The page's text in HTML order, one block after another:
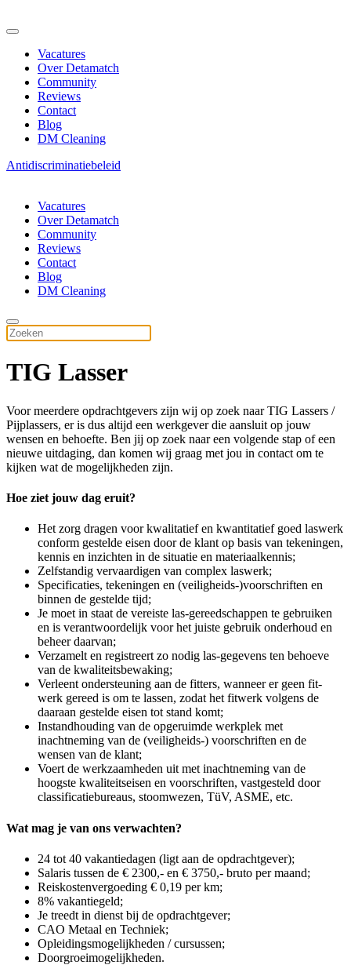
Vacatures
Over Detamatch
Community
Reviews
Contact
Blog
DM Cleaning
Antidiscriminatiebeleid
Vacatures
Over Detamatch
Community
Reviews
Contact
Blog
DM Cleaning
TIG Lasser
Voor meerdere opdrachtgevers zijn wij op zoek naar TIG Lassers /
Pijplassers, er is dus altijd een werkgever die aansluit op jouw
wensen en behoefte. Ben jij op zoek naar een volgende stap of een
nieuwe uitdaging, dan komen wij graag met jou in contact om te
kijken wat de mogelijkheden zijn.
Hoe ziet jouw dag eruit?
Het zorg dragen voor kwalitatief en kwantitatief goed laswerk
conform gestelde eisen door de klant op basis van tekeningen,
kennis en inzichten in de situatie en materiaalkennis;
Zelfstandig vervaardigen van complex laswerk;
Specificaties, tekeningen en (veiligheids-)voorschriften en
binnen de gestelde tijd;
Je moet in staat de vereiste las-gereedschappen te gebruiken
en is verantwoordelijk voor het juiste gebruik onderhoud en
beheer daarvan;
Verzamelt en registreert zo nodig las-gegevens ten behoeve
van de kwaliteitsbewaking;
Verleent ondersteuning aan de fitters, wanneer er geen fit-
werk gereed is om te lassen, zodat het fitwerk volgens de
daaraan gestelde eisen tot stand komt;
Instandhouding van de opgeruimde werkplek met
inachtneming van de (veiligheids-) voorschriften en de
wensen van de klant;
Voert de werkzaamheden uit met inachtneming van de
hoogste kwaliteitseisen en voorschriften, vastgesteld door
classificatiebureaus, stoomwezen, TüV, ASME, etc.
Wat mag je van ons verwachten?
24 tot 40 vakantiedagen (ligt aan de opdrachtgever);
Salaris tussen de € 2300,- en € 3750,- bruto per maand;
Reiskostenvergoeding € 0,19 per km;
8% vakantiegeld;
Je treedt in dienst bij de opdrachtgever;
CAO Metaal en Techniek;
Opleidingsmogelijkheden / cursussen;
Doorgroeimogelijkheden.